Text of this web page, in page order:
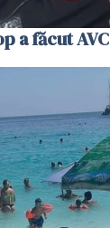
a făcut AVC